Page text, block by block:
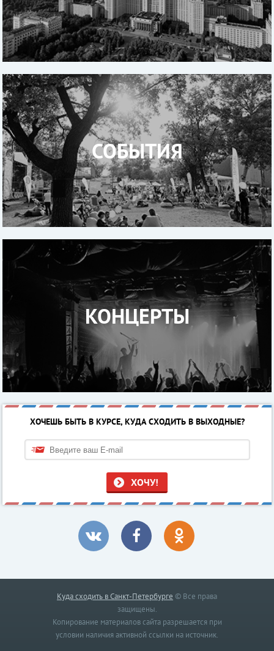
СОБЫТИЯ
КОНЦЕРТЫ
ХОЧЕШЬ БЫТЬ В КУРСЕ, КУДА СХОДИТЬ В ВЫХОДНЫЕ?
ХОЧУ!
Куда сходить в Санкт-Петербурге © Все права
защищены.
Копирование материалов сайта разрешается при
условии наличия активной ссылки на источник.